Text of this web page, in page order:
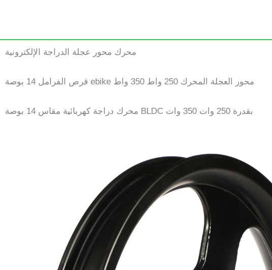
محرك محور عجلة الدراجة الإلكترونية
قرص الفرامل 14 بوصة ebike محور العجلة المحرك 250 واط 350 واط
محرك دراجة كهربائية مقاس 14 بوصة BLDC بقدرة 250 وات 350 وات